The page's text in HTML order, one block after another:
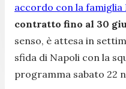
accordo con la famiglia
contratto fino al 30
senso, è attesa in
sfida di Napoli con la
programma sabato 22